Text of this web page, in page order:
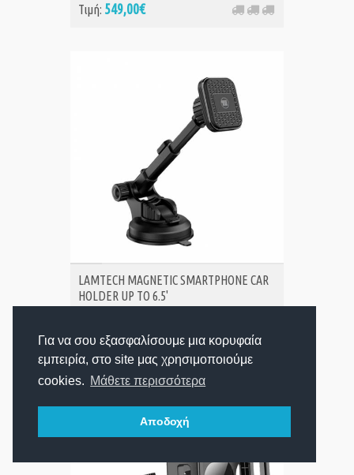
Για να σου εξασφαλίσουμε μια κορυφαία
εμπειρία, στο site μας χρησιμοποιούμε
cookies. Μάθετε περισσότερα
Αποδοχή
Τιμή: 549,00€
ΑΓΟΡΑ
LAMTECH MAGNETIC SMARTPHONE CAR
HOLDER UP TO 6.5'
Τιμή:8,25€